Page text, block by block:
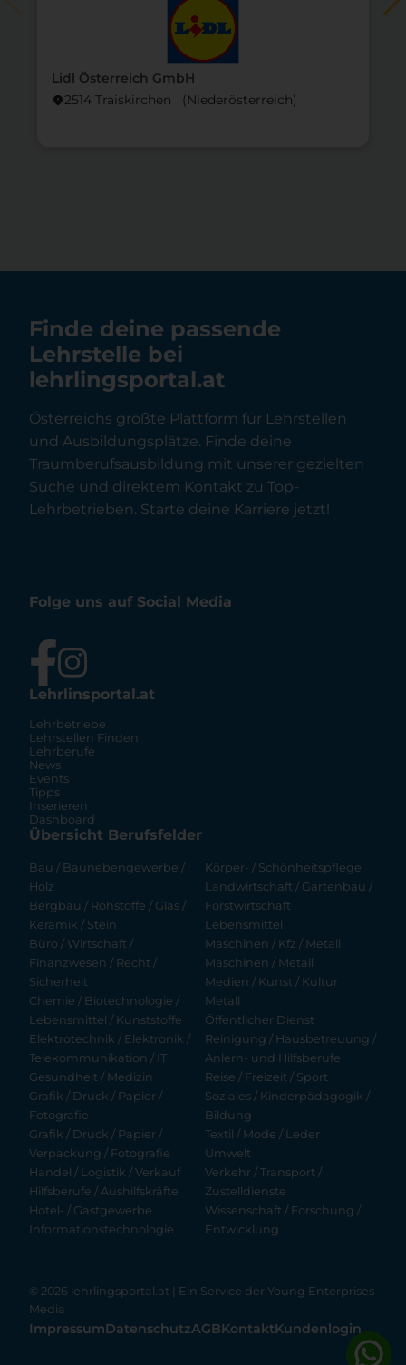
Lidl Österreich GmbH
location_on2514 Traiskirchen (Nieder­österreich)
Finde deine passende
Lehrstelle bei
lehrlingsportal.at
Österreichs größte Plattform für Lehrstellen
und Ausbildungsplätze. Finde deine
Traumberufsausbildung mit unserer gezielten
Suche und direktem Kontakt zu Top-
Lehrbetrieben. Starte deine Karriere jetzt!
Folge uns auf Social Media
Lehrlinsportal.at
Lehrbetriebe
Lehrstellen Finden
Lehrberufe
News
Events
Tipps
Inserieren
Dashboard
Übersicht Berufsfelder
Bau / Baunebengewerbe /
Holz
Bergbau / Rohstoffe / Glas /
Keramik / Stein
Büro / Wirtschaft /
Finanzwesen / Recht /
Sicherheit
Chemie / Biotechnologie /
Lebensmittel / Kunststoffe
Elektrotechnik / Elektronik /
Telekommunikation / IT
Gesundheit / Medizin
Grafik / Druck / Papier /
Fotografie
Grafik / Druck / Papier /
Verpackung / Fotografie
Handel / Logistik / Verkauf
Hilfsberufe / Aushilfskräfte
Hotel- / Gastgewerbe
Informationstechnologie
Körper- / Schönheitspflege
Landwirtschaft / Gartenbau /
Forstwirtschaft
Lebensmittel
Maschinen / Kfz / Metall
Maschinen / Metall
Medien / Kunst / Kultur
Metall
Öffentlicher Dienst
Reinigung / Hausbetreuung /
Anlern- und Hilfsberufe
Reise / Freizeit / Sport
Soziales / Kinderpädagogik /
Bildung
Textil / Mode / Leder
Umwelt
Verkehr / Transport /
Zustelldienste
Wissenschaft / Forschung /
Entwicklung
© 2026 lehrlingsportal.at | Ein Service der Young Enterprises
Media
ImpressumDatenschutzAGBKontaktKundenlogin